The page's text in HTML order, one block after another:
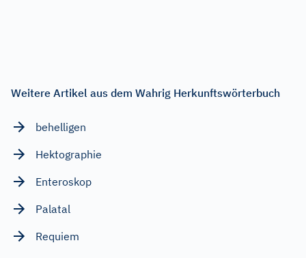
Weitere Artikel aus dem Wahrig Herkunftswörterbuch
behelligen
Hektographie
Enteroskop
Palatal
Requiem